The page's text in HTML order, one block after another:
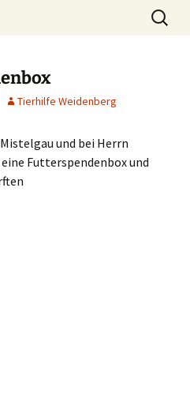
e.V.
Search
for:
Tierhilfe Weidenberg
und bei Herrn
Futterspendenbox und